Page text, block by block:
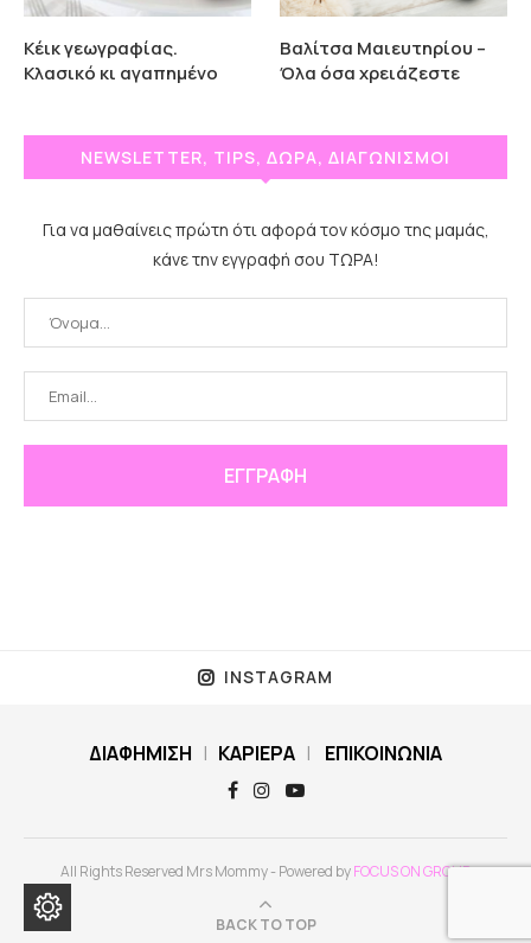
Κέικ γεωγραφίας.
Κλασικό κι αγαπημένο
Βαλίτσα Μαιευτηρίου –
Όλα όσα χρειάζεστε
NEWSLETTER, TIPS, ΔΩΡΑ, ΔΙΑΓΩΝΙΣΜΟΙ
Για να μαθαίνεις πρώτη ότι αφορά τον κόσμο της μαμάς,
κάνε την εγγραφή σου ΤΩΡΑ!
INSTAGRAM
ΔΙΑΦΗΜΙΣΗ | ΚΑΡΙΕΡΑ | ΕΠΙΚΟΙΝΩΝΙΑ
All Rights Reserved Mrs Mommy - Powered byFOCUS ON GROUP
BACK TO TOP